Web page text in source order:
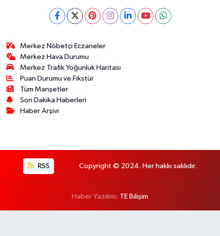
Merkez Nöbetçi Eczaneler
Merkez Hava Durumu
Merkez Trafik Yoğunluk Haritası
Puan Durumu ve Fikstür
Tüm Manşetler
Son Dakika Haberleri
Haber Arşivi
RSS Copyright © 2024. Her hakkı saklıdır.
Haber Yazılımı: TE Bilişim